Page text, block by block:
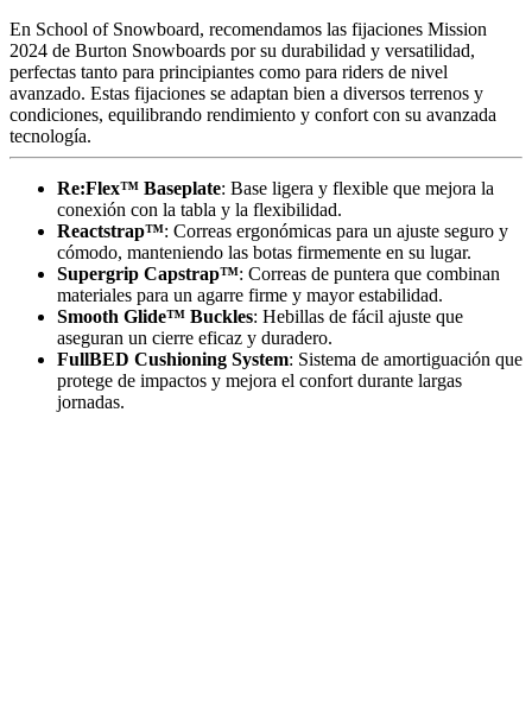
En School of Snowboard, recomendamos las fijaciones Mission
2024 de Burton Snowboards por su durabilidad y versatilidad,
perfectas tanto para principiantes como para riders de nivel
avanzado. Estas fijaciones se adaptan bien a diversos terrenos y
condiciones, equilibrando rendimiento y confort con su avanzada
tecnología.
Re:Flex™ Baseplate: Base ligera y flexible que mejora la
conexión con la tabla y la flexibilidad.
Reactstrap™: Correas ergonómicas para un ajuste seguro y
cómodo, manteniendo las botas firmemente en su lugar.
Supergrip Capstrap™: Correas de puntera que combinan
materiales para un agarre firme y mayor estabilidad.
Smooth Glide™ Buckles: Hebillas de fácil ajuste que
aseguran un cierre eficaz y duradero.
FullBED Cushioning System: Sistema de amortiguación que
protege de impactos y mejora el confort durante largas
jornadas.